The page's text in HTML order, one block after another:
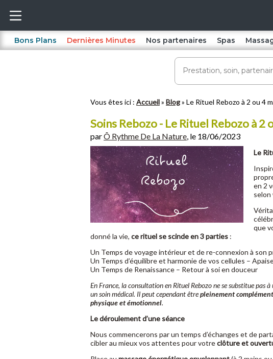
Bons Plans Dernières Minutes Nos partenaires Spas
Vous êtes ici : Accueil Blog Le Rituel Rebozo à 2 ou 4
Soins Rebozo - Le Rituel Rebozo à
parÔ Rythme De La Nature, le 18/06/2023
Le
en 2
selon
que
donné la vie, ce rituel se scinde en 3 parties :
Un Temps de voyage intérieur et de re-connexion à son
Un Temps d’équilibre et harmonie de vos cellules –
Un Temps de Renaissance – Retour à soi en douceur
En France, la consultation en Rituel Rebozo ne se substitue pas
un soin médical. Il peut cependant êtrepleinement
physique et émotionnel.
Le déroulement d’une séance
Nous commencerons par un temps d’échanges et de
cibler au mieux vos attentes pour votreclôture et